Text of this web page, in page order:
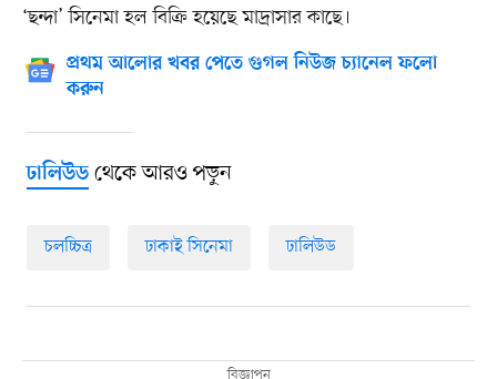
‘ছন্দা’ সিনেমা হল বিক্রি হয়েছে মাদ্রাসার কাছে।
প্রথম আলোর খবর পেতে গুগল নিউজ চ্যানেল ফলো
করুন
ঢালিউডথেকে আরও পড়ুন
চলচ্চিত্র ঢাকাই সিনেমা ঢালিউড